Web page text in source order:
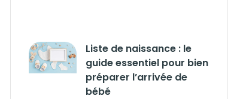
Liste de naissance : le
guide essentiel pour bien
préparer l’arrivée de
bébé